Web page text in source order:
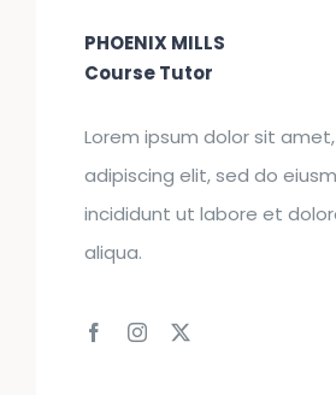
PHOENIX MILLS
Course Tutor
Lorem ipsum dolor sit
adipiscing elit, sed do
incididunt ut labore et
aliqua.